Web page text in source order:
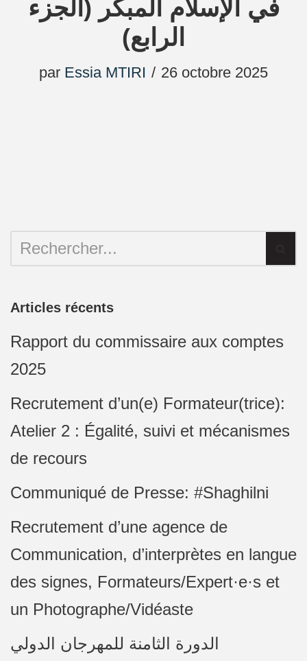
في الإسلام المبكر (الجزء
الرابع)
par Essia MTIRI 26 octobre 2025
Articles récents
Rapport du commissaire aux comptes
2025
Recrutement d’un(e) Formateur(trice):
Atelier 2 : Égalité, suivi et mécanismes
de recours
Communiqué de Presse: #Shaghilni
Recrutement d’une agence de
Communication, d’interprètes en langue
des signes, Formateurs/Expert·e·s et
un Photographe/Vidéaste
الدورة الثامنة للمهرجان الدولي